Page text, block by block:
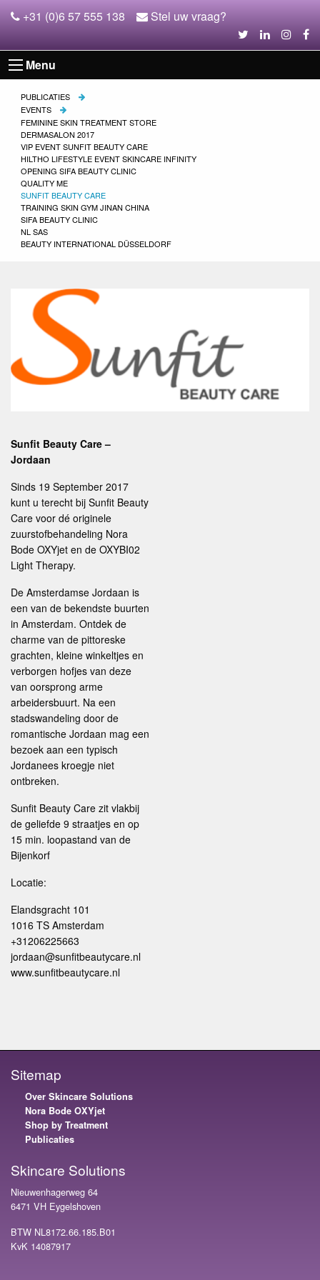
+31 (0)6 57 555 138 Stel uw vraag?
Menu
PUBLICATIES
EVENTS
FEMININE SKIN TREATMENT STORE
DERMASALON 2017
VIP EVENT SUNFIT BEAUTY CARE
HILTHO LIFESTYLE EVENT SKINCARE INFINITY
OPENING SIFA BEAUTY CLINIC
QUALITY ME
SUNFIT BEAUTY CARE
TRAINING SKIN GYM JINAN CHINA
SIFA BEAUTY CLINIC
NL SAS
BEAUTY INTERNATIONAL DÜSSELDORF
Sunfit Beauty Care –
Jordaan
Sinds 19 September 2017
kunt u terecht bij Sunfit Beauty
Care voor dé originele
zuurstofbehandeling Nora
Bode OXYjet en de OXYBI02
Light Therapy.
De Amsterdamse Jordaan is
een van de bekendste buurten
in Amsterdam. Ontdek de
charme van de pittoreske
grachten, kleine winkeltjes en
verborgen hofjes van deze
van oorsprong arme
arbeidersbuurt. Na een
stadswandeling door de
romantische Jordaan mag een
bezoek aan een typisch
Jordanees kroegje niet
ontbreken.
Sunfit Beauty Care zit vlakbij
de geliefde 9 straatjes en op
15 min. loopastand van de
Bijenkorf
Locatie:
Elandsgracht 101
1016 TS Amsterdam
+31206225663
jordaan@sunfitbeautycare.nl
www.sunfitbeautycare.nl
Sitemap
Over Skincare Solutions
Nora Bode OXYjet
Shop by Treatment
Publicaties
Skincare Solutions
Nieuwenhagerweg 64
6471 VH Eygelshoven
BTW NL8172.66.185.B01
KvK 14087917